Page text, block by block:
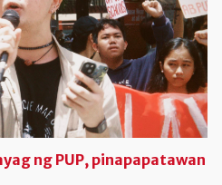
ng PUP, pinapapatawan